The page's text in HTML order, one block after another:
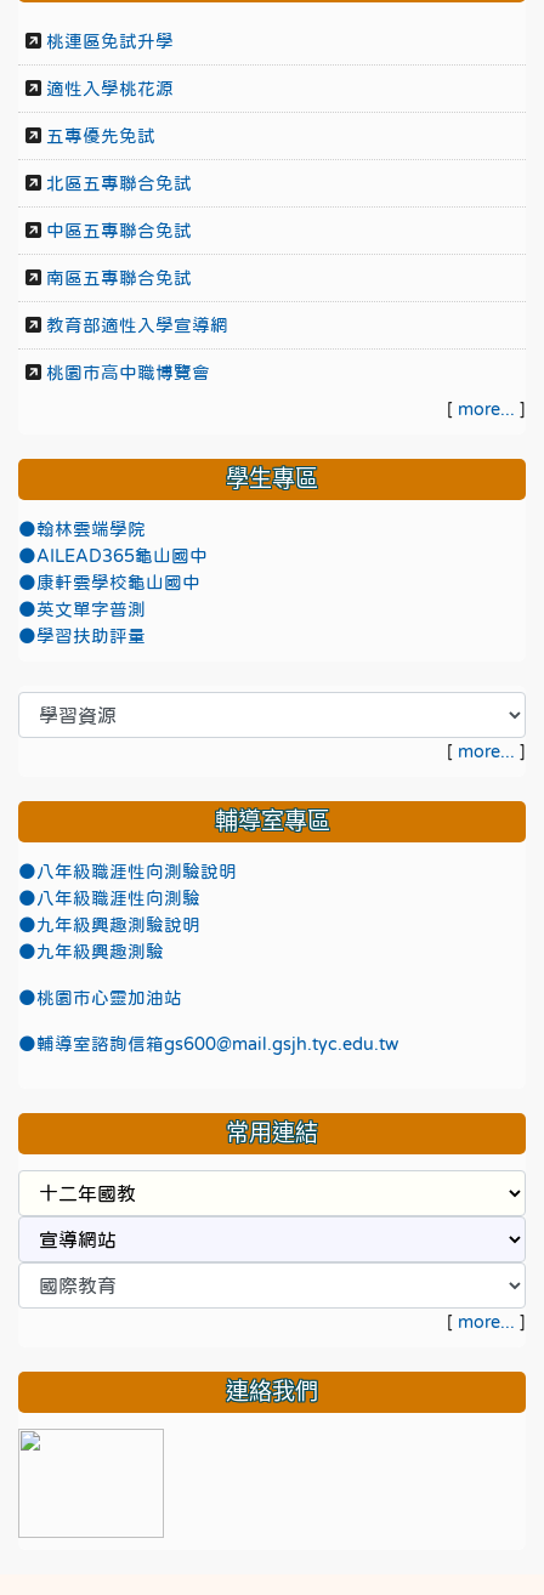
桃連區免試升學
適性入學桃花源
五專優先免試
北區五專聯合免試
中區五專聯合免試
南區五專聯合免試
教育部適性入學宣導網
桃園市高中職博覽會
[ more... ]
學生專區
●翰林雲端學院
●AILEAD365龜山國中
●康軒雲學校龜山國中
●英文單字普測
●學習扶助評量
[ more... ]
輔導室專區
●八年級職涯性向測驗說明
●八年級職涯性向測驗
●九年級興趣測驗說明
●九年級興趣測驗
●桃園市心靈加油站
●輔導室諮詢信箱gs600@mail.gsjh.tyc.edu.tw
常用連結
[ more... ]
連絡我們